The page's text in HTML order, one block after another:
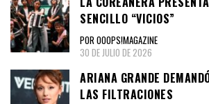
SENCILLO “VICIOS”
POR OOOPS!MAGAZINE
30 DE JULIO DE 2026
ARIANA GRANDE
LAS FILTRACIONES